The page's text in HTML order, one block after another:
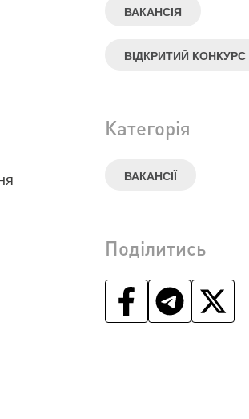
ВАКАНСІЯ
ВІДКРИТИЙ КОНКУРС
Категорія
ВАКАНСІЇ
Поділитись